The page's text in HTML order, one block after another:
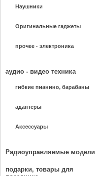
Наушники
Оригинальные гаджеты
прочее - электроника
аудио - видео техника
гибкие пианино, барабаны
адаптеры
Аксессуары
Радиоуправляемые модели
подарки, товары для